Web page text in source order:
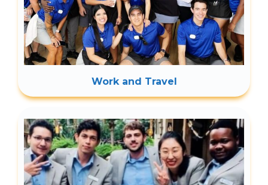
Work and Travel